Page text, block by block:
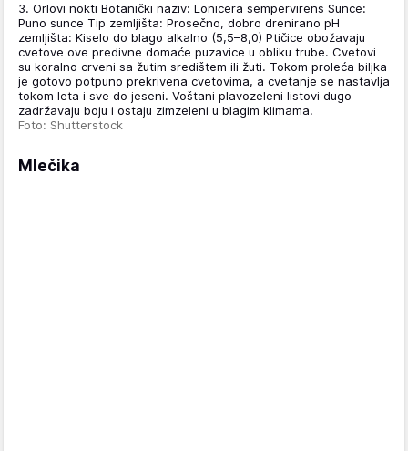
3. Orlovi nokti Botanički naziv: Lonicera sempervirens Sunce:
Puno sunce Tip zemljišta: Prosečno, dobro drenirano pH
zemljišta: Kiselo do blago alkalno (5,5–8,0) Ptičice obožavaju
cvetove ove predivne domaće puzavice u obliku trube. Cvetovi
su koralno crveni sa žutim središtem ili žuti. Tokom proleća biljka
je gotovo potpuno prekrivena cvetovima, a cvetanje se nastavlja
tokom leta i sve do jeseni. Voštani plavozeleni listovi dugo
zadržavaju boju i ostaju zimzeleni u blagim klimama.
Foto: Shutterstock
Mlečika